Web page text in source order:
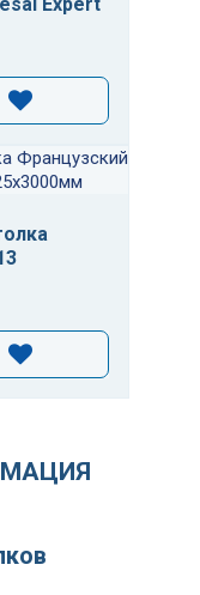
Expert